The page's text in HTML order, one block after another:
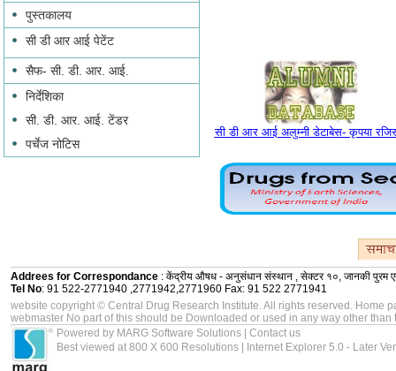
पुस्तकालय
सी डी आर आई पेटेंट
सैफ- सी. डी. आर. आई.
निर्देशिका
सी. डी. आर. आई. टेंडर
पर्चेज नोटिस
सी डी आर आई अलुम्नी डेटाबेस- कृपया
Addrees for Correspondance : केंद्रीय औषध - अनुसंधान संस्थान , सेक्टर १०, जानकी पुरम
Tel No: 91 522-2771940 ,2771942,2771960 Fax: 91 522 2771941
website copyright © Central Drug Research Institute. All rights reserved. Home
webmaster No part of this should be Downloaded or used in any way other
Powered by MARG Software Solutions | Contact us
Best viewed at 800 X 600 Resolutions | Internet Explorer 5.0 - Later